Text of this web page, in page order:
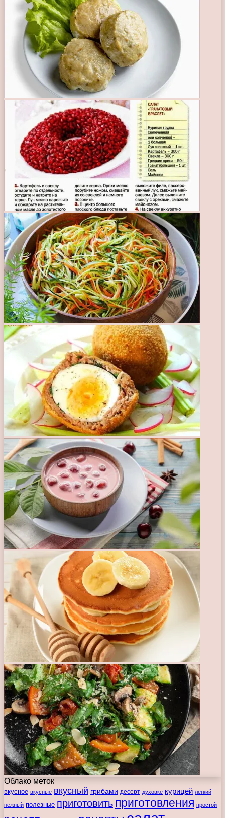
Облако меток
вкусное вкусные вкусный грибами десерт духовке курицей легкий
нежный полезные приготовить приготовления простой